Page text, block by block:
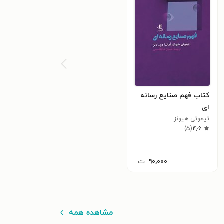
کتاب فهم صنایع رسانه
ای
تیموتی هیونز
۴٫۶(۵)
۹۰,۰۰۰ ت
مشاهده همه